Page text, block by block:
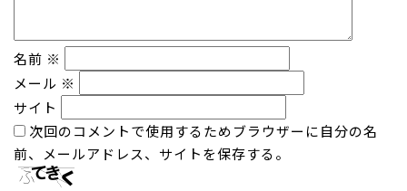
名前 ※
メール ※
サイト
次回のコメントで使用するためブラウザーに自分の名
前、メールアドレス、サイトを保存する。